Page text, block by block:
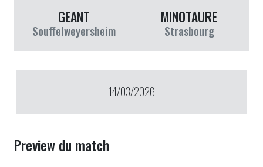
GEANT
Souffelweyersheim
MINOTAURE
Strasbourg
14/03/2026
Preview du match